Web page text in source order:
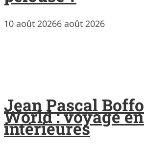
10 août 20266 août 2026
Jean Pascal
World : voyage
intérieures